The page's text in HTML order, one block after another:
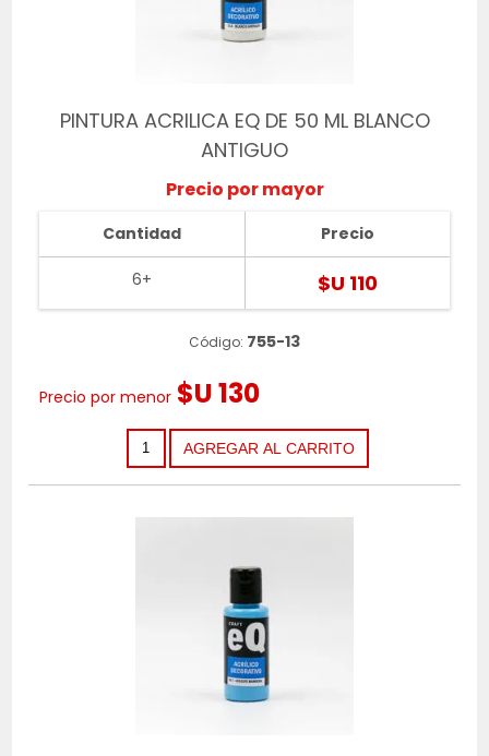
PINTURA ACRILICA EQ DE 50 ML BLANCO
ANTIGUO
Precio por mayor
Cantidad
6+
Precio
$U 110
Código: 755-13
Precio por menor $U 130